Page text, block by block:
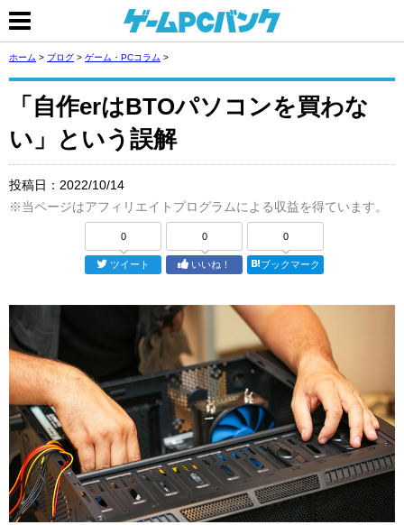
ホーム > ブログ > ゲーム・PCコラム >
「自作erはBTOパソコンを買わな
い」という誤解
投稿日： 2022/10/14
※当ページはアフィリエイトプログラムによる収益を得ています。
0
ツイート
0
いいね！
0
ブックマーク